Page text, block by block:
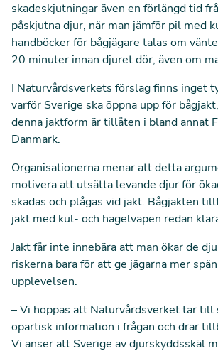
skadeskjutningar även en förlängd tid
påskjutna djur, när man jämför pil med
handböcker för bågjägare talas om
20 minuter innan djuret dör, även om
I Naturvårdsverkets förslag finns inget
varför Sverige ska öppna upp för
denna jaktform är tillåten i bland annat
Danmark.
Organisationerna menar att detta
motivera att utsätta levande djur för
skadas och plågas vid jakt. Bågjakten
jakt med kul- och hagelvapen redan
Jakt får inte innebära att man ökar de
riskerna bara för att ge jägarna mer
upplevelsen.
– Vi hoppas att Naturvårdsverket tar till
opartisk information i frågan och drar
Vi anser att Sverige av djurskyddsskäl